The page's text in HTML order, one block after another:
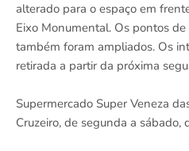
alterado para o espaço em
Eixo Monumental. Os pontos
também foram ampliados. Os
retirada a partir da próxima
Supermercado Super Veneza
Cruzeiro, de segunda a sábado,